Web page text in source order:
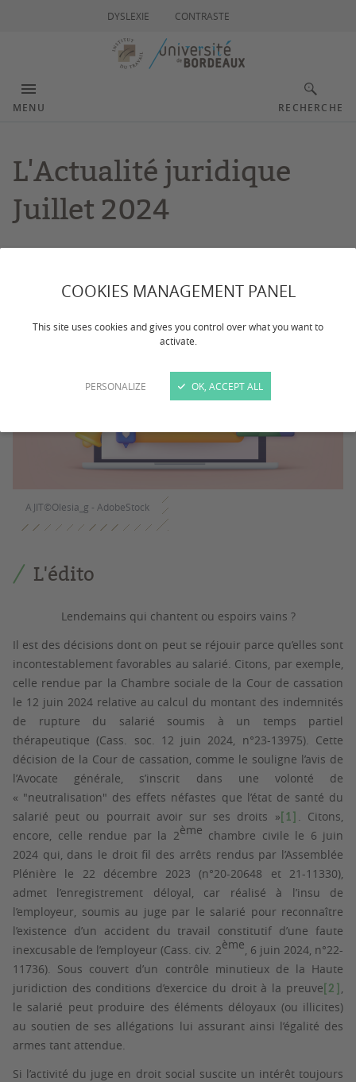
COOKIES MANAGEMENT PANEL
This site uses cookies and gives you control over what you want to
activate.
PERSONALIZE OK, ACCEPT ALL
DYSLEXIE CONTRASTE
MENU RECHERCHE
L'Actualité juridique
Juillet 2024
AJIT©Olesia_g - AdobeStock
L'édito
Lendemains qui chantent ou espoirs vains ?
Il est des décisions dont on peut se réjouir parce qu’elles sont
incontestablement favorables au salarié. Citons, par exemple,
celle rendue par la Chambre sociale de la Cour de cassation
le 12 juin 2024 relative au calcul du montant des indemnités
de rupture du salarié soumis à un temps partiel
thérapeutique (Cass. soc. 12 juin 2024, n°23-13975). Cette
décision de la Cour de cassation, comme le souligne l’avis de
l’Avocate générale, s’inscrit dans une volonté de
« "neutralisation" des effets néfastes que l’état de santé du
salarié peut ou pourrait avoir sur ses droits » [1] . Citons,
encore, celle rendue par la 2ème chambre civile le 6 juin
2024 qui, dans le droit fil des arrêts rendus par l’Assemblée
Plénière le 22 décembre 2023 (n°20-20648 et 21-11330),
admet l’enregistrement déloyal, car réalisé à l’insu de
l’employeur, soumis au juge par le salarié pour reconnaître
l’existence d’un accident du travail constitutif d’une faute
inexcusable de l’employeur (Cass. civ. 2ème, 6 juin 2024, n°22-
11736). Sous couvert d’un contrôle minutieux de la Haute
juridiction des conditions d’exercice du droit à la preuve [2] ,
le salarié peut produire des éléments déloyaux (ou illicites)
au soutien de ses allégations lui assurant ainsi l’égalité des
armes tant attendue.
Si l’activité du juge en droit social suscite un intérêt toujours